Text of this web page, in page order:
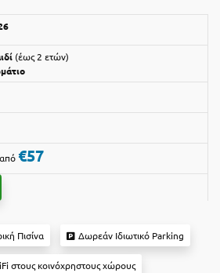
έως 2 ετών
από €57
Πισίνα Δωρεάν Ιδιωτικό Parking
στους κοινόχρηστους χώρους